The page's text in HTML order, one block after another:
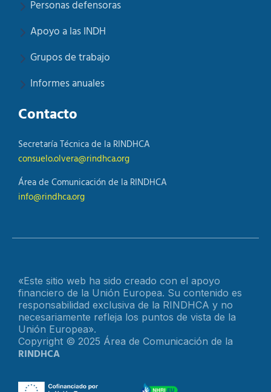
Personas defensoras
Apoyo a las INDH
Grupos de trabajo
Informes anuales
Contacto
Secretaría Técnica de la RINDHCA
consuelo.olvera@rindhca.org
Área de Comunicación de la RINDHCA
info@rindhca.org
«Este sitio web ha sido creado con el apoyo
financiero de la Unión Europea. Su contenido es
responsabilidad exclusiva de la RINDHCA y no
necesariamente refleja los puntos de vista de la
Unión Europea».
Copyright © 2025 Área de Comunicación de la
RINDHCA